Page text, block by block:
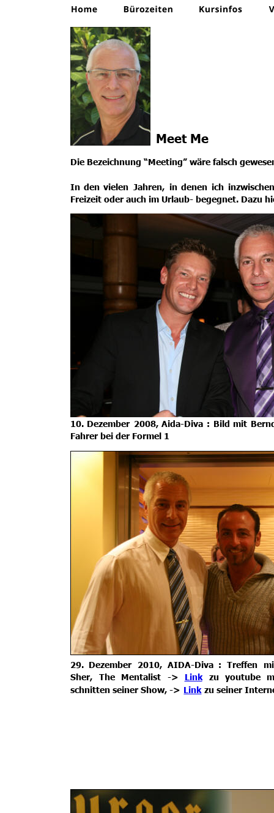
Meet Me
Die Bezeichnung “Meeting” wäre falsch
In den vielen Jahren, in denen ich inzwischen
Freizeit oder auch im Urlaub- begegnet. Dazu
10. Dezember 2008, Aida-Diva : Bild mit
Fahrer bei der Formel 1
29. Dezember 2010, AIDA-Diva : Treffen
Sher,
The Mentalist -> Link zu youtube
schnitten seiner Show, -> Link zu seiner